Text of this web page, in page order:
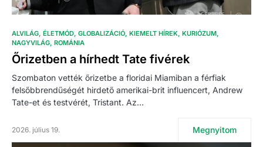
ALVILÁG ÉLETMÓD GLOBALIZÁCIÓ KIEMELT HÍREK KURIÓZUM
NAGYVILÁG ROMÁNIA
Őrizetben a hírhedt Tate fivérek
Szombaton vették őrizetbe a floridai Miamiban a férfiak
felsőbbrendűségét hirdető amerikai-brit influencert, Andrew
Tate-et és testvérét, Tristant. Az…
2026. július 19. Megnyitom